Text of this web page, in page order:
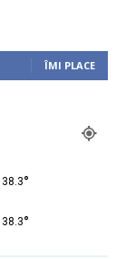
ÎMI PLACE
38.3°
38.3°